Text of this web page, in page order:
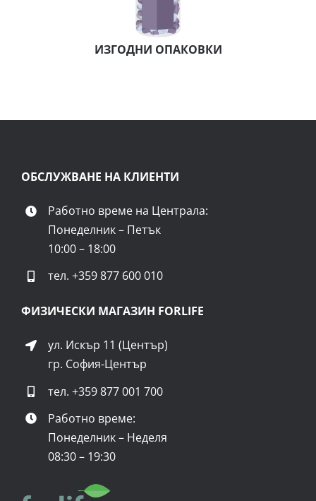
ИЗГОДНИ ОПАКОВКИ
ОБСЛУЖВАНЕ НА КЛИЕНТИ
Работно време на Централа:
Понеделник – Петък
10:00 – 18:00
тел.+359 877 600 010
ФИЗИЧЕСКИ МАГАЗИН FORLIFE
ул. Искър 11 (Център)
гр. София-Център
тел.+359 877 001 700
Работно време:
Понеделник – Неделя
08:30 – 19:30